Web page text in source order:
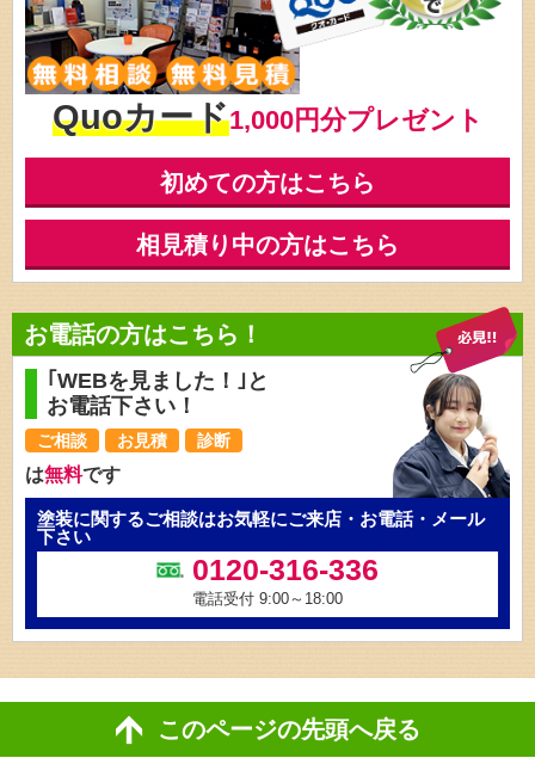
Quoカード1,000円分プレゼント
初めての方はこちら
相見積り中の方はこちら
お電話の方はこちら！
｢WEBを見ました！｣と
お電話下さい！
ご相談 お見積 診断
は無料です
塗装に関するご相談はお気軽にご来店・お電話・メール
下さい
0120-316-336
電話受付 9:00～18:00
このページの先頭へ戻る